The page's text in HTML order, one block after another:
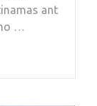
ant
…